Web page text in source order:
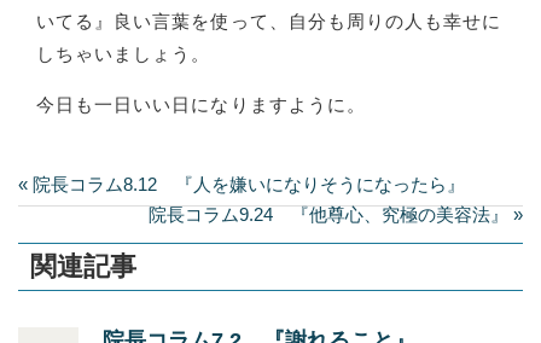
いてる』良い言葉を使って、自分も周りの人も幸せに
しちゃいましょう。
今日も一日いい日になりますように。
« 院長コラム8.12 『人を嫌いになりそうになったら』
院長コラム9.24 『他尊心、究極の美容法』 »
関連記事